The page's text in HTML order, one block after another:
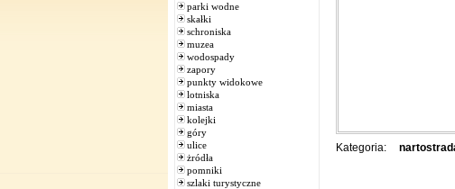
parki wodne
skałki
schroniska
muzea
wodospady
zapory
punkty widokowe
lotniska
miasta
kolejki
góry
ulice
żródła
pomniki
szlaki turystyczne
Kategoria: